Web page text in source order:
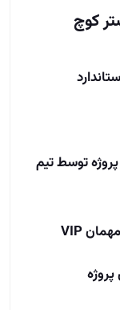
کوچ
توسط تیم
مهمان VIP